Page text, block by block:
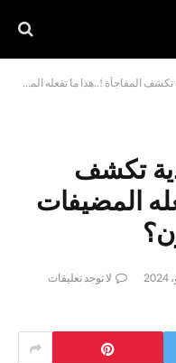
!..هذا ما تفعله المضيفات عندما ينام المسافرون؟
تكشف
المضيفات
لا توجد تعليقات